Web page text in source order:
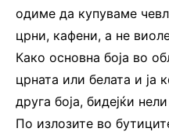
одиме да купуваме
црни, кафени, а не
Како основна боја во
црната или белата и ја
друга боја, бидејќи
По излозите во